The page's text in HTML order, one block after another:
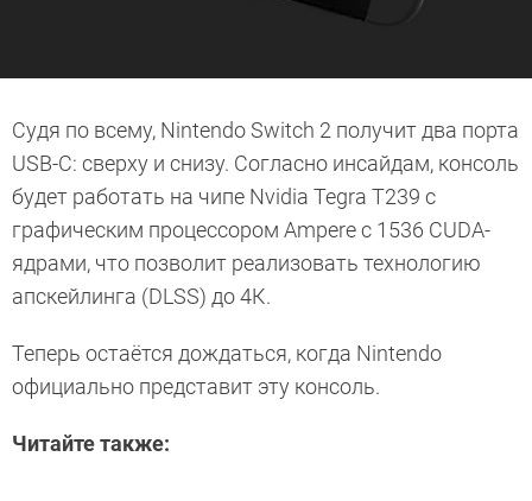
Судя по всему, Nintendo Switch 2 получит два порта
USB-C: сверху и снизу. Согласно инсайдам, консоль
будет работать на чипе Nvidia Tegra T239 с
графическим процессором Ampere с 1536 CUDA-
ядрами, что позволит реализовать технологию
апскейлинга (DLSS) до 4К.
Теперь остаётся дождаться, когда Nintendo
официально представит эту консоль.
Читайте также: